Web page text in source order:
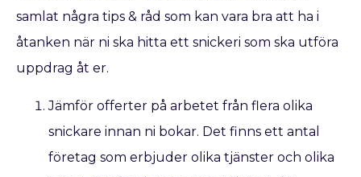
samlat några tips & råd som kan vara bra att ha i
åtanken när ni ska hitta ett snickeri som ska utföra
uppdrag åt er.
Jämför offerter på arbetet från flera olika
snickare innan ni bokar. Det finns ett antal
företag som erbjuder olika tjänster och olika